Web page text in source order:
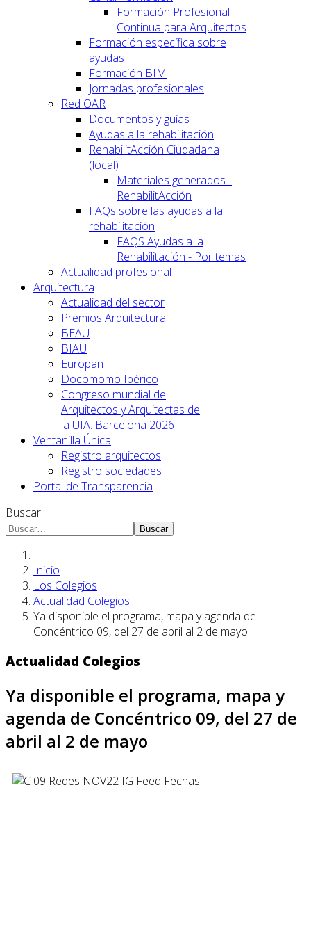
Formación Profesional
Continua para Arquitectos
Formación específica sobre
ayudas
Formación BIM
Jornadas profesionales
Red OAR
Documentos y guías
Ayudas a la rehabilitación
RehabilitAcción Ciudadana
(local)
Materiales generados -
RehabilitAcción
FAQs sobre las ayudas a la
rehabilitación
FAQS Ayudas a la
Rehabilitación - Por temas
Actualidad profesional
Arquitectura
Actualidad del sector
Premios Arquitectura
BEAU
BIAU
Europan
Docomomo Ibérico
Congreso mundial de
Arquitectos y Arquitectas de
la UIA. Barcelona 2026
Ventanilla Única
Registro arquitectos
Registro sociedades
Portal de Transparencia
Buscar
Buscar
Inicio
Los Colegios
Actualidad Colegios
Ya disponible el programa, mapa y agenda de
Concéntrico 09, del 27 de abril al 2 de mayo
Actualidad Colegios
Ya disponible el programa, mapa y
agenda de Concéntrico 09, del 27 de
abril al 2 de mayo